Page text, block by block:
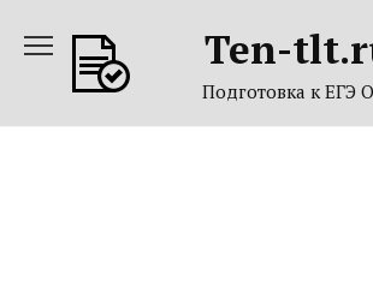
содержанию
Ten-
Подготовка к ЕГЭ